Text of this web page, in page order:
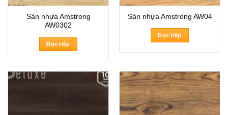
Sàn nhựa Amstrong
AW0302
Đọc tiếp
Sàn nhựa Amstrong AW04
Đọc tiếp